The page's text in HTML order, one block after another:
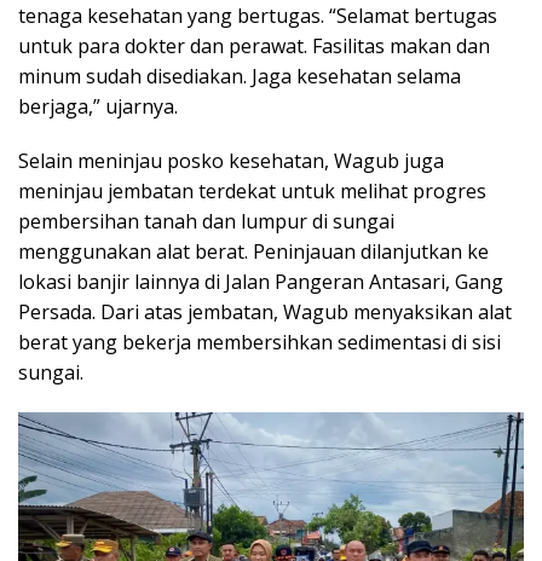
tenaga kesehatan yang bertugas. “Selamat bertugas
untuk para dokter dan perawat. Fasilitas makan dan
minum sudah disediakan. Jaga kesehatan selama
berjaga,” ujarnya.
Selain meninjau posko kesehatan, Wagub juga
meninjau jembatan terdekat untuk melihat progres
pembersihan tanah dan lumpur di sungai
menggunakan alat berat. Peninjauan dilanjutkan ke
lokasi banjir lainnya di Jalan Pangeran Antasari, Gang
Persada. Dari atas jembatan, Wagub menyaksikan alat
berat yang bekerja membersihkan sedimentasi di sisi
sungai.